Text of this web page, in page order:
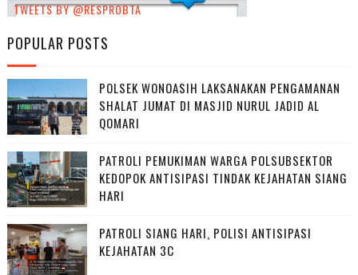
TWEETS BY @RESPROBTA
POPULAR POSTS
POLSEK WONOASIH LAKSANAKAN PENGAMANAN
SHALAT JUMAT DI MASJID NURUL JADID AL
QOMARI
PATROLI PEMUKIMAN WARGA POLSUBSEKTOR
KEDOPOK ANTISIPASI TINDAK KEJAHATAN SIANG
HARI
PATROLI SIANG HARI, POLISI ANTISIPASI
KEJAHATAN 3C